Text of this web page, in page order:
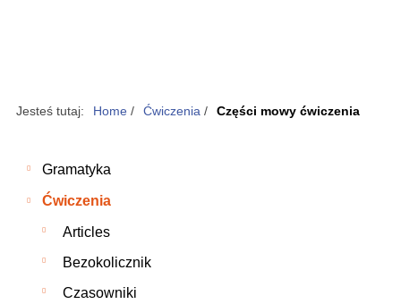
Jesteś tutaj: Home / Ćwiczenia / Części mowy ćwiczenia
Gramatyka
Ćwiczenia
Articles
Bezokolicznik
Czasowniki